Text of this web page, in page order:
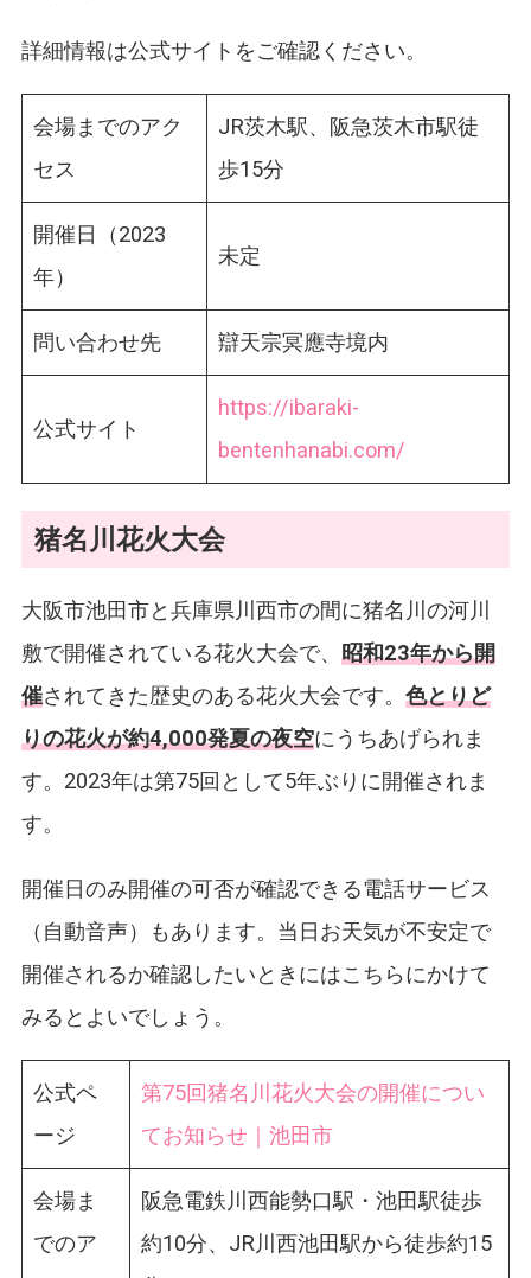
詳細情報は公式サイトをご確認ください。
会場までのアク
セス
JR茨木駅、阪急茨木市駅徒
歩15分
開催日（2023
年）
未定
問い合わせ先 辯天宗冥應寺境内
公式サイト
https://ibaraki-
bentenhanabi.com/
猪名川花火大会
大阪市池田市と兵庫県川西市の間に猪名川の河川
敷で開催されている花火大会で、 昭和23年から開
催されてきた歴史のある花火大会です。 色とりど
りの花火が約4,000発夏の夜空にうちあげられま
す。2023年は第75回として5年ぶりに開催されま
す。
開催日のみ開催の可否が確認できる電話サービス
（自動音声）もあります。当日お天気が不安定で
開催されるか確認したいときにはこちらにかけて
みるとよいでしょう。
公式ペ
ージ
第75回猪名川花火大会の開催につい
てお知らせ｜池田市
会場ま
でのア
阪急電鉄川西能勢口駅・池田駅徒歩
約10分、JR川西池田駅から徒歩約15